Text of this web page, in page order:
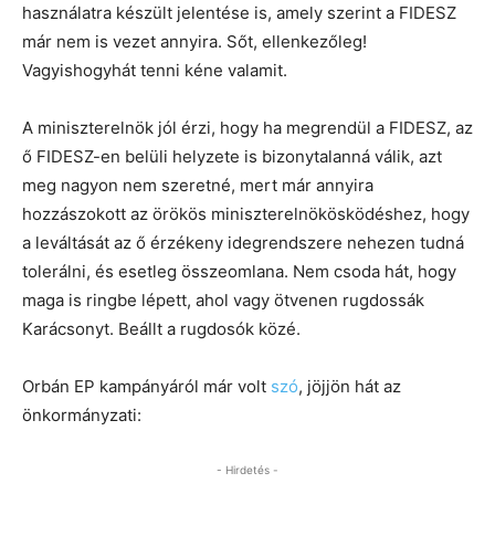
használatra készült jelentése is, amely szerint a FIDESZ
már nem is vezet annyira. Sőt, ellenkezőleg!
Vagyishogyhát tenni kéne valamit.
A miniszterelnök jól érzi, hogy ha megrendül a FIDESZ, az
ő FIDESZ-en belüli helyzete is bizonytalanná válik, azt
meg nagyon nem szeretné, mert már annyira
hozzászokott az örökös miniszterelnökösködéshez, hogy
a leváltását az ő érzékeny idegrendszere nehezen tudná
tolerálni, és esetleg összeomlana. Nem csoda hát, hogy
maga is ringbe lépett, ahol vagy ötvenen rugdossák
Karácsonyt. Beállt a rugdosók közé.
Orbán EP kampányáról már volt szó, jöjjön hát az
önkormányzati:
- Hirdetés -